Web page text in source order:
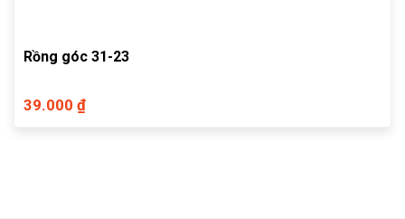
Rồng góc 31-23
39.000 ₫